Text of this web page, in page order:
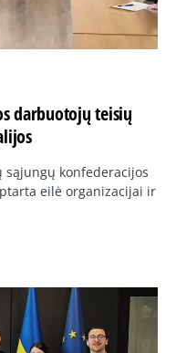
darbuotojų teisių
sąjungų konfederacijos
eilė organizacijai ir